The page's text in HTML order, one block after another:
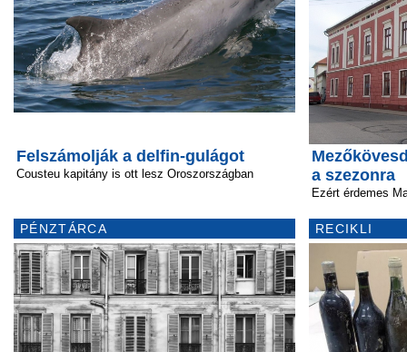
Felszámolják a delfin-gulágot
Cousteu kapitány is ott lesz Oroszországban
PÉNZTÁRCA
a szezonra
Ezért érdemes
RECIKLI